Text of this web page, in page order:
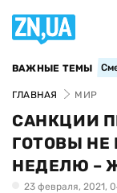
ВАЖНЫЕ ТЕМЫ
ГЛАВНАЯ МИР
САНКЦИИ
ГОТОВЫ НЕ
НЕДЕЛЮ –
23 февраля, 2021,